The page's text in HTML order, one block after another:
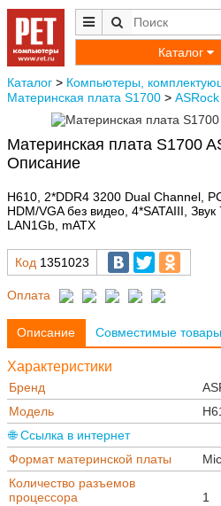
Каталог
Каталог > Компьютеры,
Материнская плата S1700 > ASRock
Материнская плата S1700
Описание
H610, 2*DDR4 3200 Dual Channel,
HDM/VGA без видео, 4*SATAIII,
LAN1Gb, mATX
Код 1351023
Оплата
Описание Совместимые товары
Характеристики
Бренд
Модель
🌐 Ссылка в интернет
Формат материнской платы
Количество разъемов
процессора
1